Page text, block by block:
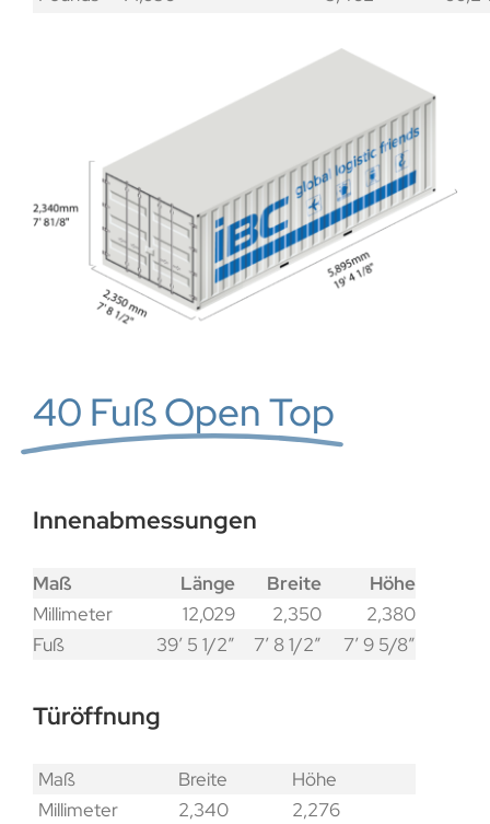
40 Fuß Open Top
Innenabmessungen
Maß Länge Breite
Höhe
Millimeter
12,029 2,350
2,380
Fuß
39′ 5 1/2″ 7′ 8 1/2″ 7′ 9 5/8″
Türöffnung
Maß Breite
Höhe
Millimeter
2,340
2,276